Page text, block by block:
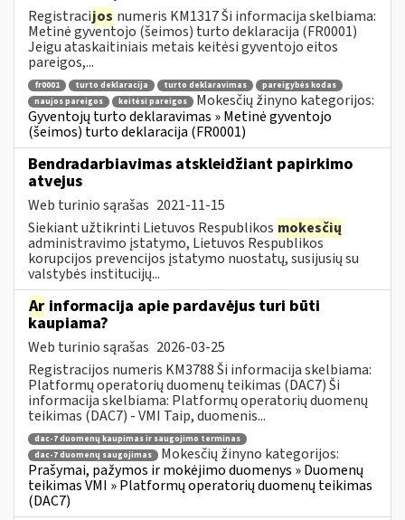
Registracijos numeris KM1317 Ši informacija skelbiama:
Metinė gyventojo (šeimos) turto deklaracija (FR0001)
Jeigu ataskaitiniais metais keitėsi gyventojo eitos
pareigos,...
fr0001 turto deklaracija turto deklaravimas
pareigybės kodas
naujos pareigos
keitėsi pareigos
Mokesčių žinyno kategorijos:
Gyventojų turto deklaravimas » Metinė gyventojo
(šeimos) turto deklaracija (FR0001)
Bendradarbiavimas atskleidžiant papirkimo
atvejus
Web turinio sąrašas 2021-11-15
Siekiant užtikrinti Lietuvos Respublikos mokesčių
administravimo įstatymo, Lietuvos Respublikos
korupcijos prevencijos įstatymo nuostatų, susijusių su
valstybės institucijų...
Ar informacija apie pardavėjus turi būti
kaupiama?
Web turinio sąrašas 2026-03-25
Registracijos numeris KM3788 Ši informacija skelbiama:
Platformų operatorių duomenų teikimas (DAC7) Ši
informacija skelbiama: Platformų operatorių duomenų
teikimas (DAC7) - VMI Taip, duomenis...
dac-7 duomenų kaupimas ir saugojimo terminas
dac-7 duomenų saugojimas
Mokesčių žinyno kategorijos:
Prašymai, pažymos ir mokėjimo duomenys » Duomenų
teikimas VMI » Platformų operatorių duomenų teikimas
(DAC7)